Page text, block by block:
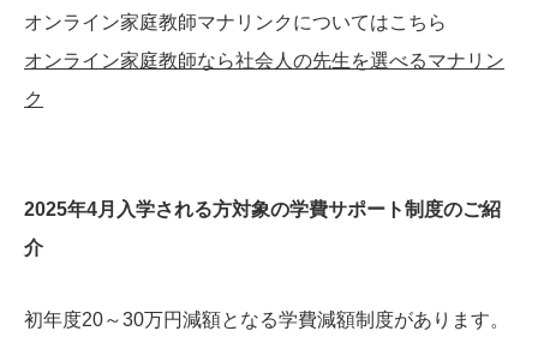
オンライン家庭教師マナリンクについてはこちら
オンライン家庭教師なら社会人の先生を選べるマナリン
ク
2025年4月入学される方対象の学費サポート制度のご紹
介
初年度20～30万円減額となる学費減額制度があります。